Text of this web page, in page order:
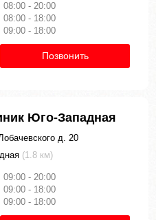
08:00 - 20:00
08:00 - 18:00
09:00 - 18:00
Позвонить
Юго-Западная
д. 20
(1.8 км)
09:00 - 20:00
09:00 - 18:00
09:00 - 18:00